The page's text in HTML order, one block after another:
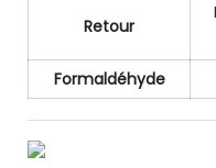
Retour
Formaldéhyde